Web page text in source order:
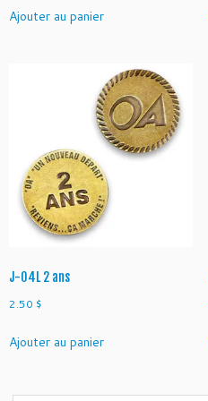
Ajouter au panier
J-04L 2 ans
2.50 $
Ajouter au panier